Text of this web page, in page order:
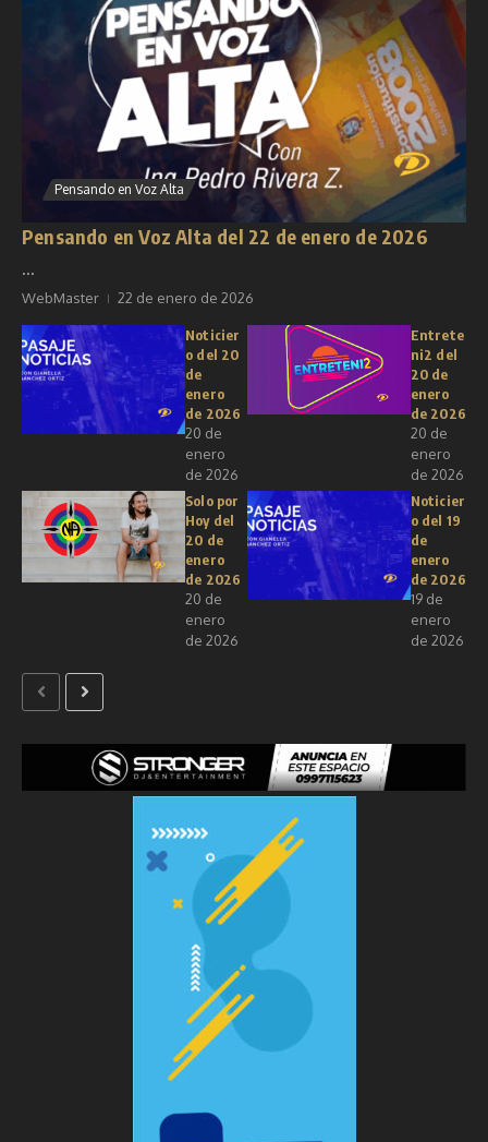
Pensando en Voz Alta
Pensando en Voz Alta del 22 de enero de 2026
...
WebMaster 22 de enero de 2026
Noticier
o del 20
de
enero
de 2026
20 de
enero
de 2026
Entrete
ni2 del
20 de
enero
de 2026
20 de
enero
de 2026
Solo por
Hoy del
20 de
enero
de 2026
20 de
enero
de 2026
Noticier
o del 19
de
enero
de 2026
19 de
enero
de 2026